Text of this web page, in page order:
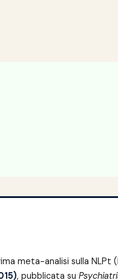
meta-analisi sulla NLPt
, pubblicata su